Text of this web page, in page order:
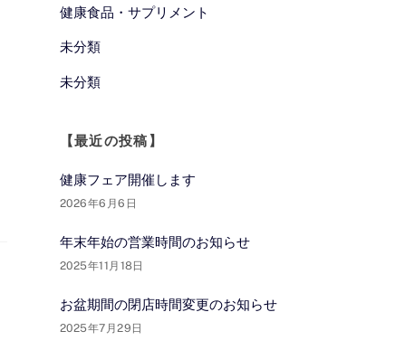
健康食品・サプリメント
未分類
未分類
【最近の投稿】
健康フェア開催します
2026年6月6日
年末年始の営業時間のお知らせ
2025年11月18日
お盆期間の閉店時間変更のお知らせ
2025年7月29日